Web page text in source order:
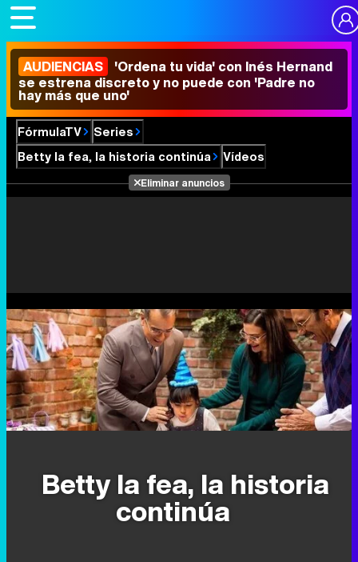
AUDIENCIAS 'Ordena tu vida' con Inés Hernand
se estrena discreto y no puede con 'Padre no
hay más que uno'
FórmulaTV
Series
Betty la fea, la historia continúa
Vídeos
Eliminar anuncios
Betty la fea, la historia
continúa